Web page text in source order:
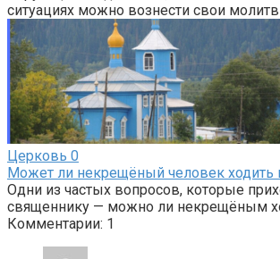
ситуациях можно вознести свои
Церковь 0
Может ли некрещёный человек ходить
Одни из частых вопросов, которые
священнику — можно ли некрещёным
Комментарии: 1